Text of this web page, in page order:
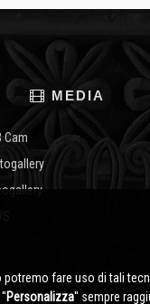
MEDIA
Cam
fare uso di tali
Personalizza'' sempre